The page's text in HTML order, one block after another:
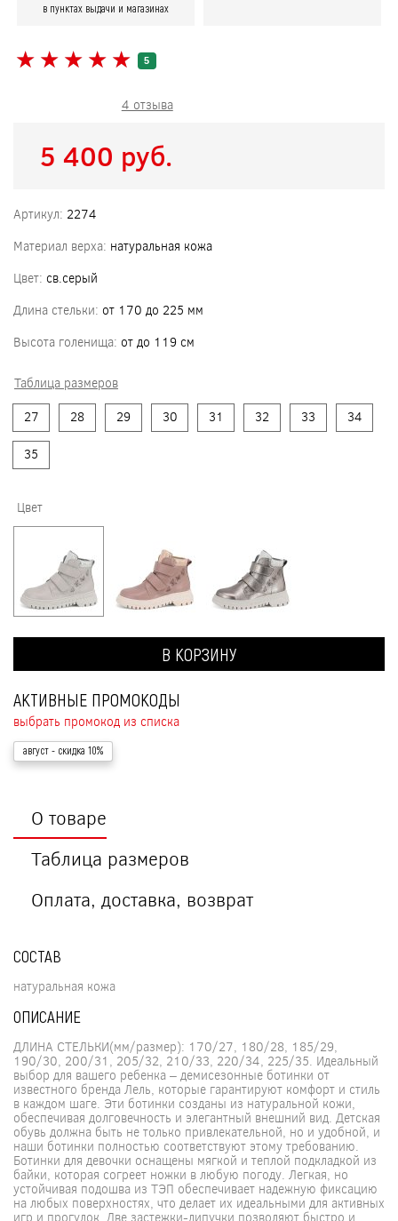
в пунктах выдачи и магазинах
★ ★ ★ ★ ★
★ ★ ★ ★ ★ 5
4 отзыва
5 400 pуб.
Артикул: 2274
Материал верха: натуральная кожа
Цвет: св.серый
Длина стельки: от 170 до 225 мм
Высота голенища: от до 119 см
Таблица размеров
27
28 29 30 31 32 33 34
35
Цвет
В КОРЗИНУ
АКТИВНЫЕ ПРОМОКОДЫ
выбрать промокод из списка
август - скидка 10%
О товаре
Таблица размеров
Оплата, доставка, возврат
СОСТАВ
натуральная кожа
ОПИСАНИЕ
ДЛИНА СТЕЛЬКИ(мм/размер): 170/27, 180/28, 185/29,
190/30, 200/31, 205/32, 210/33, 220/34, 225/35. Идеальный
выбор для вашего ребенка – демисезонные ботинки от
известного бренда Лель, которые гарантируют комфорт и стиль
в каждом шаге. Эти ботинки созданы из натуральной кожи,
обеспечивая долговечность и элегантный внешний вид. Детская
обувь должна быть не только привлекательной, но и удобной, и
наши ботинки полностью соответствуют этому требованию.
Ботинки для девочки оснащены мягкой и теплой подкладкой из
байки, которая согреет ножки в любую погоду. Легкая, но
устойчивая подошва из ТЭП обеспечивает надежную фиксацию
на любых поверхностях, что делает их идеальными для активных
игр и прогулок. Две застежки-липучки позволяют быстро и